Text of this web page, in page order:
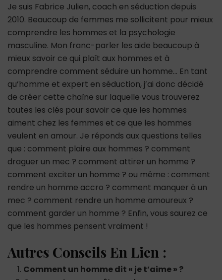
Je suis Fabrice Julien, coach en séduction depuis
2010. Beaucoup de femmes me sollicitent pour mieux
comprendre les hommes et la psychologie
masculine. Mon franc-parler les aide beaucoup à
mieux savoir ce qui plaît aux hommes et à
comprendre comment séduire un homme… En tant
qu’homme et expert en séduction, j’ai donc décidé
de créer cette chaîne sur laquelle vous trouverez
toutes les clés pour savoir ce que les hommes
aiment chez les femmes et ce que les hommes
veulent en amour. Je réponds aux questions telles
que : comment plaire aux hommes ? comment
draguer un mec ? comment attirer un homme ?
comment exciter un homme ? ou même : comment
rendre un homme accro ? comment manquer à un
mec ? comment rendre un homme amoureux ?
comment garder un homme ? Enfin, vous saurez ce
que les hommes pensent vraiment !
Autres Conseils En Lien :
Comment un homme dit « je t’aime » ?